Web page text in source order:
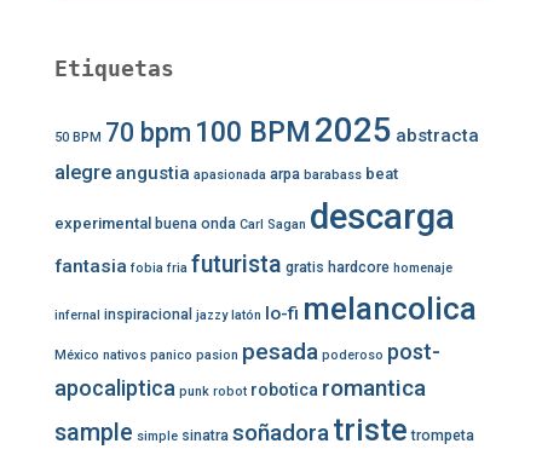
Etiquetas
50 BPM 70 bpm 100 BPM 2025 abstracta
alegre angustia apasionada arpa barabass beat
experimental buena onda Carl Sagan descarga
fantasia fobia fria futurista gratis hardcore homenaje
infernal inspiracional jazzy latón lo-fi melancolica
México nativos panico pasion pesada poderoso post-
apocaliptica punk robot robotica romantica
sample simple sinatra soñadoratriste trompeta